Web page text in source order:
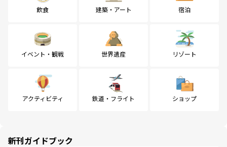
飲食 建築・アート 宿泊
イベント・観戦 世界遺産 リゾート
アクティビティ 鉄道・フライト ショップ
新刊ガイドブック